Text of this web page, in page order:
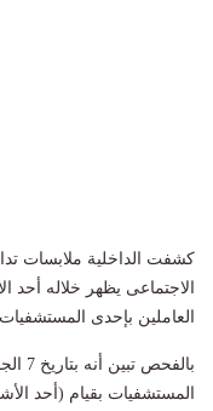
كشفت الداخلية ملابسات
الاجتماعى يظهر خلاله
العاملين بإحدى
المستشفيات بقيام (أحد